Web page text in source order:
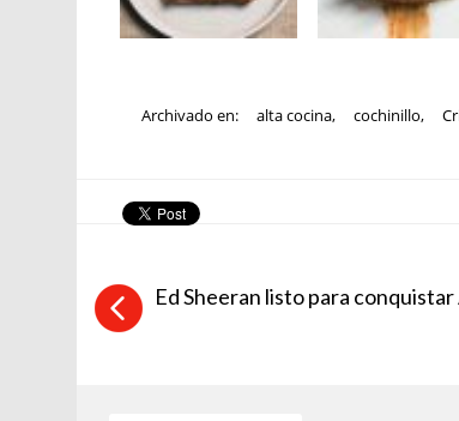
Archivado en: alta cocina, cochinillo,
Ed Sheeran listo para